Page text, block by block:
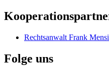
Rechtsanwalt Frank
Folge uns